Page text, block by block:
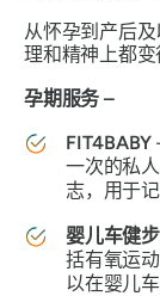
从怀孕到产后
理和精神上都变
孕期服务 –
FIT4BABY
一次的私
志，用于
婴儿车健
括有氧运
以在婴儿